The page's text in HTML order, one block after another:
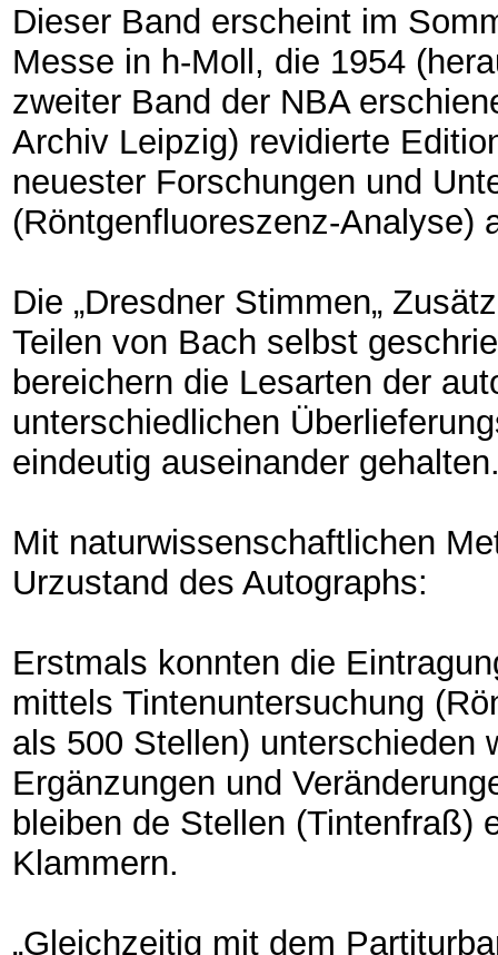
Dieser Band erscheint im
Messe in h-Moll, die 1954
zweiter Band der NBA
Archiv Leipzig) revidierte
neuester Forschungen und
(Röntgenfluoreszenz-Analyse)
Die „Dresdner Stimmen„
Teilen von Bach selbst
bereichern die Lesarten der
unterschiedlichen
eindeutig auseinander
Mit naturwissenschaftlichen
Urzustand des Autographs:
Erstmals konnten die
mittels Tintenuntersuchung
als 500 Stellen) unterschieden
Ergänzungen und
bleiben de Stellen (Tintenfraß)
Klammern.
„Gleichzeitig mit dem